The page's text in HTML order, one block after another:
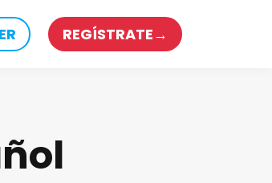
REGÍSTRATE→